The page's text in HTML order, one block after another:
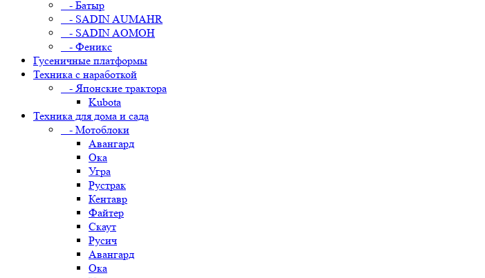
- Батыр
- SADIN AUMAHR
- SADIN AOMOH
- Феникс
Гусеничные платформы
Техника с наработкой
- Японские трактора
Kubota
Техника для дома и сада
- Мотоблоки
Авангард
Ока
Угра
Рустрак
Кентавр
Файтер
Скаут
Русич
Авангард
Ока